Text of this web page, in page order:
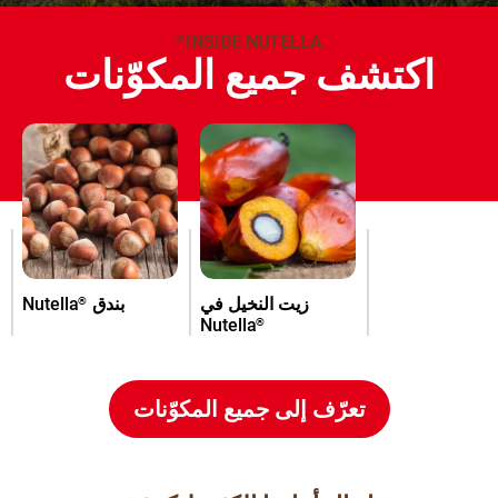
INSIDE NUTELLA
®
اكتشف جميع المكوّنات
زيت النخيل في
Nutella®
بندق Nutella®
تعرّف إلى جميع المكوّنات